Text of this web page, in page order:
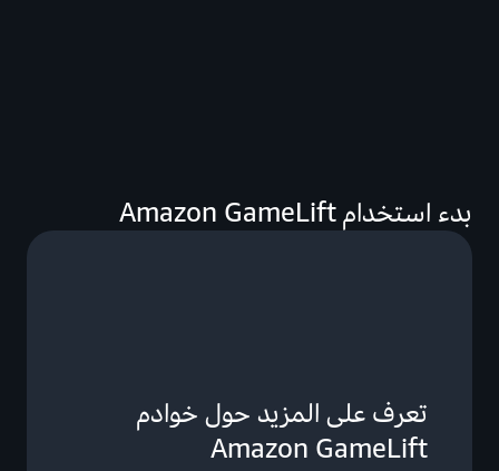
بدء استخدام Amazon GameLift
تعرف على المزيد حول خوادم
Amazon GameLift